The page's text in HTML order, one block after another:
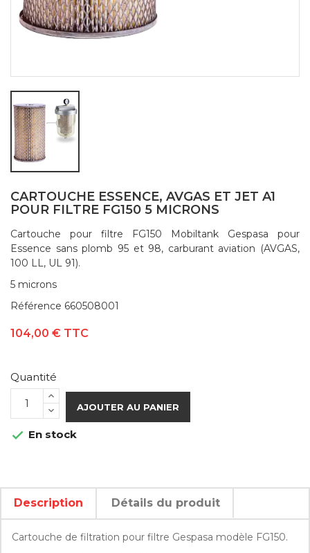
CARTOUCHE ESSENCE, AVGAS ET JET A1
POUR FILTRE FG150 5 MICRONS
Cartouche pour filtre FG150 Mobiltank Gespasa pour
Essence sans plomb 95 et 98, carburant aviation (AVGAS,
100 LL, UL 91).
5 microns
Référence 660508001
104,00 € TTC
Quantité
AJOUTER AU PANIER
 En stock
Description Détails du produit
Cartouche de filtration pour filtre Gespasa modèle FG150.